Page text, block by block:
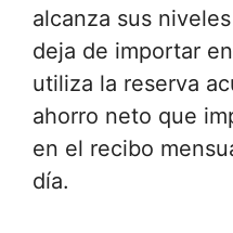
alcanza sus
deja de importar
utiliza la reserva
ahorro neto que
en el recibo
día.